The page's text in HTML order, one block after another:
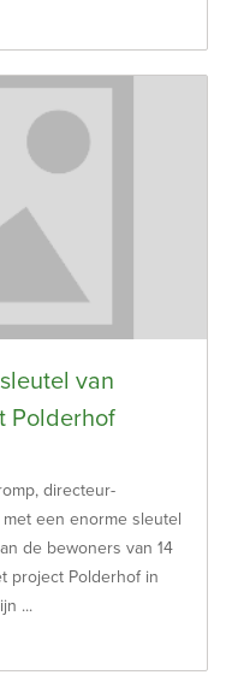
van
Polderhof
directeur-
een enorme sleutel
de bewoners van 14
project Polderhof in
...